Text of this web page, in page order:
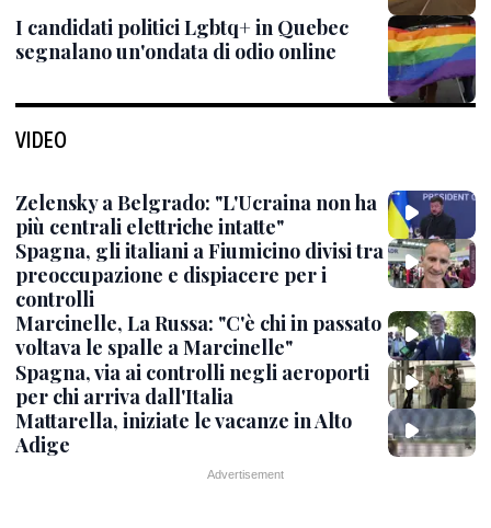
I candidati politici Lgbtq+ in Quebec
segnalano un'ondata di odio online
VIDEO
Zelensky a Belgrado: "L'Ucraina non ha
più centrali elettriche intatte"
Spagna, gli italiani a Fiumicino divisi tra
preoccupazione e dispiacere per i
controlli
Marcinelle, La Russa: "C'è chi in passato
voltava le spalle a Marcinelle"
Spagna, via ai controlli negli aeroporti
per chi arriva dall'Italia
Mattarella, iniziate le vacanze in Alto
Adige